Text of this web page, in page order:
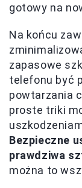
gotowy na
Na końcu
zapasowe
telefonu być
powtarzania
proste triki
Bezpieczne
prawdziwa
można to